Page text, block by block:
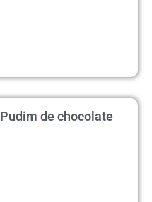
Pudim de chocolate